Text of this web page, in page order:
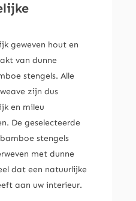
geweven hout en
van dunne
stengels. Alle
zijn dus
en mileu
De geselecteerde
stengels
met dunne
dat een natuurlijke
aan uw interieur.